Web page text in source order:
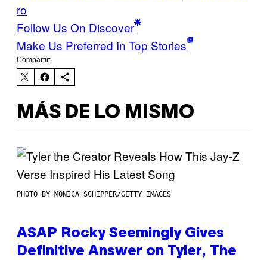
ro
Follow Us On Discover
Make Us Preferred In Top Stories
Compartir:
MÁS DE LO MISMO
PHOTO BY MONICA SCHIPPER/GETTY IMAGES
ASAP Rocky Seemingly Gives
Definitive Answer on Tyler, The